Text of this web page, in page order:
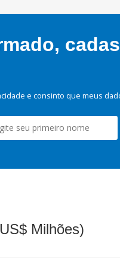
e consinto que meus
Milhões)